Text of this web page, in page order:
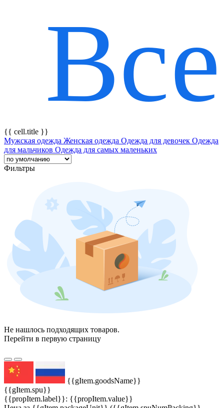
{{ featureTitle }}
Все
{{ cell.title }}
Мужская одежда Женская одежда Одежда для девочек Одежда
для мальчиков Одежда для самых маленьких
Фильтры
Не нашлось подходящих товаров.
Перейти в первую страницу
{{gItem.goodsName}}
{{gItem.spu}}
{{propItem.label}}: {{propItem.value}}